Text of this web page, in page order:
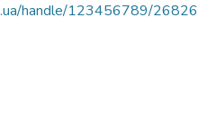
handle/123456789/26826